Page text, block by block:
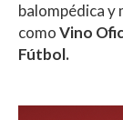
balompédica y
comoVino
Fútbol.